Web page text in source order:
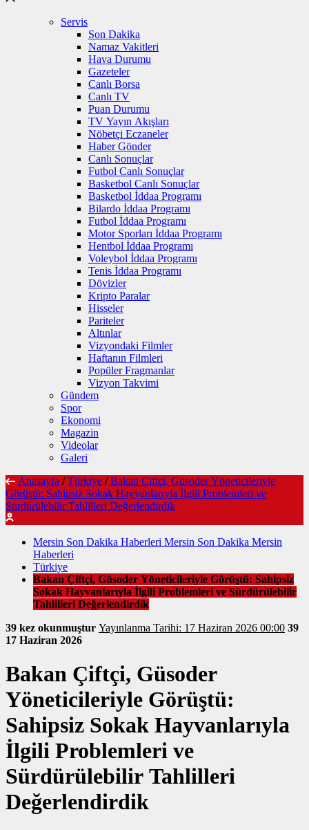
Servis
Son Dakika
Namaz Vakitleri
Hava Durumu
Gazeteler
Canlı Borsa
Canlı TV
Puan Durumu
TV Yayın Akışları
Nöbetçi Eczaneler
Haber Gönder
Canlı Sonuçlar
Futbol Canlı Sonuçlar
Basketbol Canlı Sonuçlar
Basketbol İddaa Programı
Bilardo İddaa Programı
Futbol İddaa Programı
Motor Sporları İddaa Programı
Hentbol İddaa Programı
Voleybol İddaa Programı
Tenis İddaa Programı
Dövizler
Kripto Paralar
Hisseler
Pariteler
Altınlar
Vizyondaki Filmler
Haftanın Filmleri
Popüler Fragmanlar
Vizyon Takvimi
Gündem
Spor
Ekonomi
Magazin
Videolar
Galeri
Anasayfa / Türkiye / Bakan Çiftçi, Güsoder Yöneticileriyle
Görüştü: Sahipsiz Sokak Hayvanlarıyla İlgili Problemleri ve
Sürdürülebilir Tahlilleri Değerlendirdik
Mersin Son Dakika Haberleri Mersin Son Dakika Mersin
Haberleri
Türkiye
Bakan Çiftçi, Güsoder Yöneticileriyle Görüştü: Sahipsiz
Sokak Hayvanlarıyla İlgili Problemleri ve Sürdürülebilir
Tahlilleri Değerlendirdik
39 kez okunmuştur
Yayınlanma Tarihi: 17 Haziran 2026 00:00 39
17 Haziran 2026
Bakan Çiftçi, Güsoder
Yöneticileriyle Görüştü:
Sahipsiz Sokak Hayvanlarıyla
İlgili Problemleri ve
Sürdürülebilir Tahlilleri
Değerlendirdik